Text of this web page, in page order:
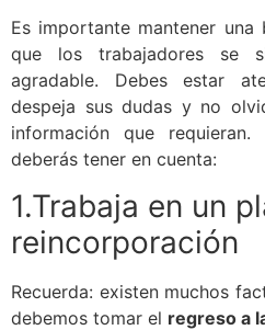
Es importante mantener una
que los trabajadores se
agradable. Debes estar
despeja sus dudas y no
información que
deberás tener en cuenta:
1.Trabaja en un
reincorporación
Recuerda: existen muchos
debemos tomar el regreso a